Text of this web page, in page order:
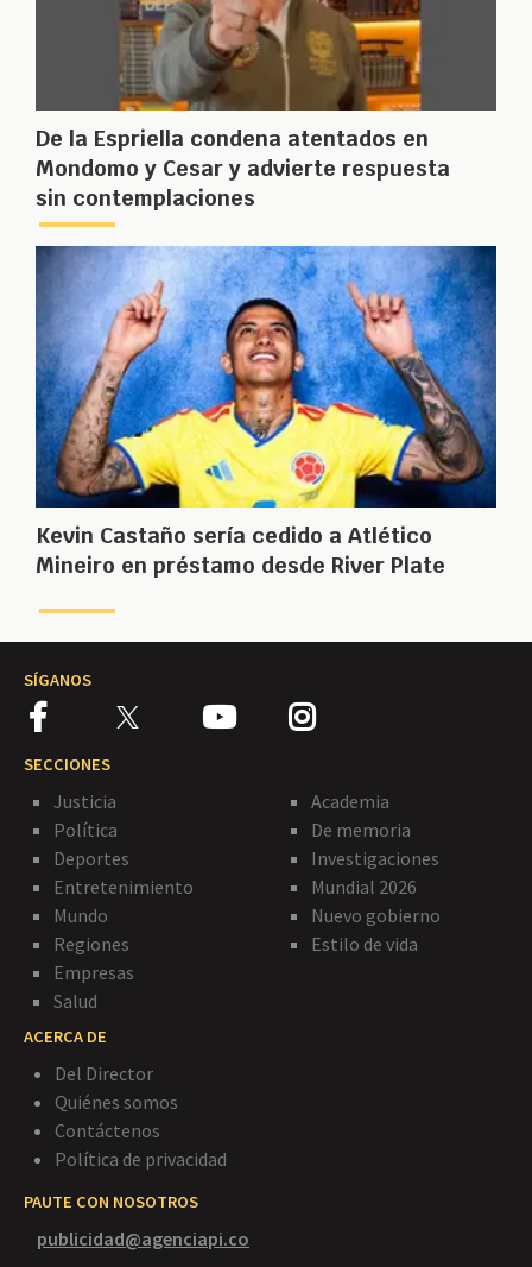
De la Espriella condena atentados en
Mondomo y Cesar y advierte respuesta
sin contemplaciones
Kevin Castaño sería cedido a Atlético
Mineiro en préstamo desde River Plate
SÍGANOS
SECCIONES
Justicia
Política
Deportes
Entretenimiento
Mundo
Regiones
Empresas
Salud
Academia
De memoria
Investigaciones
Mundial 2026
Nuevo gobierno
Estilo de vida
ACERCA DE
Del Director
Quiénes somos
Contáctenos
Política de privacidad
PAUTE CON NOSOTROS
publicidad@agenciapi.co